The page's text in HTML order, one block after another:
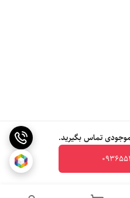
تماس بگیرید.